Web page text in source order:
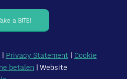
a BITE!
Privacy Statement| Cookie
betalen | Website